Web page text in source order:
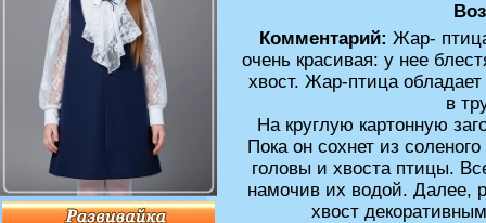
Комментарий: Жар-
очень красивая: у нее
хвост. Жар-птица
в
На круглую картонную
Пока он сохнет из
головы и хвоста птицы.
намочив их водой. Далее,
хвост